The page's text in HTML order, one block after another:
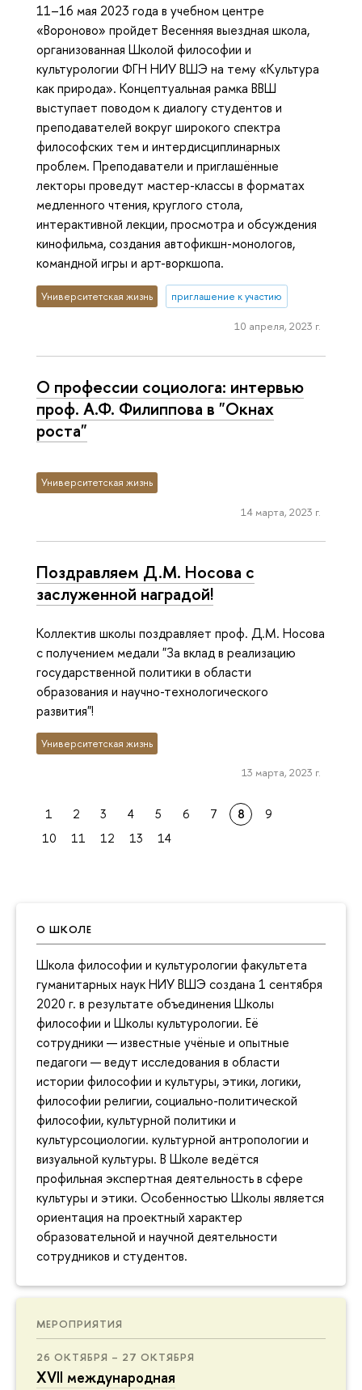
О ШКОЛЕ
Школа философии и культурологии факультета
гуманитарных наук НИУ ВШЭ создана 1 сентября
2020 г. в результате объединения Школы
философии и Школы культурологии. Её
сотрудники — известные учёные и опытные
педагоги — ведут исследования в области
истории философии и культуры, этики, логики,
философии религии, социально-политической
философии, культурной политики и
культурсоциологии. культурной антропологии и
визуальной культуры. В Школе ведётся
профильная экспертная деятельность в сфере
культуры и этики. Особенностью Школы является
ориентация на проектный характер
образовательной и научной деятельности
сотрудников и студентов.
МЕРОПРИЯТИЯ
26 ОКТЯБРЯ – 27 ОКТЯБРЯ
XVII международная
11–16 мая 2023 года в учебном центре
«Вороново» пройдет Весенняя выездная школа,
организованная Школой философии и
культурологии ФГН НИУ ВШЭ на тему «Культура
как природа». Концептуальная рамка ВВШ
выступает поводом к диалогу студентов и
преподавателей вокруг широкого спектра
философских тем и интердисциплинарных
проблем. Преподаватели и приглашённые
лекторы проведут мастер-классы в форматах
медленного чтения, круглого стола,
интерактивной лекции, просмотра и обсуждения
кинофильма, создания автофикшн-монологов,
командной игры и арт-воркшопа.
Университетская жизнь приглашение к участию
10 апреля, 2023 г.
О профессии социолога: интервью
проф. А.Ф. Филиппова в "Окнах
роста"
Университетская жизнь
14 марта, 2023 г.
Поздравляем Д.М. Носова с
заслуженной наградой!
Коллектив школы поздравляет проф. Д.М. Носова
с получением медали "За вклад в реализацию
государственной политики в области
образования и научно-технологического
развития"!
Университетская жизнь
13 марта, 2023 г.
1 2 3 4 5 6 7 8
9
10
11 12 13 14